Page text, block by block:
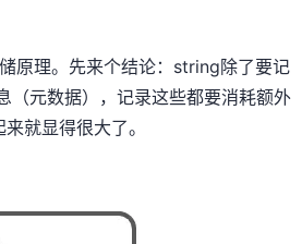
原理。先来个结论：string除了要记
（元数据），记录这些都要消耗额外
就显得很大了。